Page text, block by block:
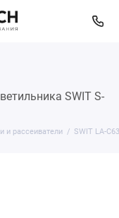
SWIT S-
и рассеиватели SWIT LA-